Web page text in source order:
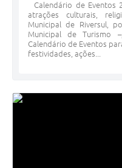
Calendário de Eventos
atrações culturais,
Municipal de Riversul,
Municipal de
Calendário de Eventos
festividades, ações...